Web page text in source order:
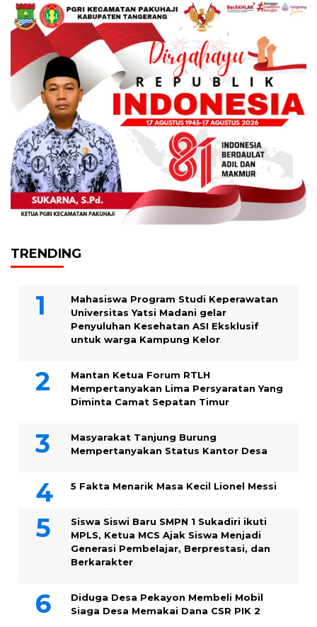
TRENDING
Mahasiswa Program Studi Keperawatan
Universitas Yatsi Madani gelar
Penyuluhan Kesehatan ASI Eksklusif
untuk warga Kampung ‎Kelor
Mantan Ketua Forum RTLH
Mempertanyakan Lima Persyaratan Yang
Diminta Camat Sepatan Timur
Masyarakat Tanjung Burung
Mempertanyakan Status Kantor Desa
5 Fakta Menarik Masa Kecil Lionel Messi
Siswa Siswi Baru SMPN 1 Sukadiri ikuti
MPLS, Ketua MCS Ajak Siswa Menjadi
Generasi Pembelajar, Berprestasi, dan
Berkarakter
Diduga Desa Pekayon Membeli Mobil
Siaga Desa Memakai Dana CSR PIK 2